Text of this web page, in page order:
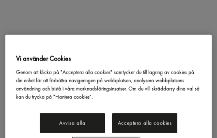
Tomato Paste Tomatpuré
Tat830g
EAN: 18690635030160
LOGGA IN
Vi använder Cookies
Genom att klicka på "Acceptera alla cookies" samtycker du till lagring av cookies på
din enhet för att förbättra navigeringen på webbplatsen, analysera webbplatsens
användning och bistå i våra marknadsföringsinsatser. Om du vill skräddarsy dina val så
kan du trycka på "Hantera cookies".
Avvisa alla Acceptera alla cookies